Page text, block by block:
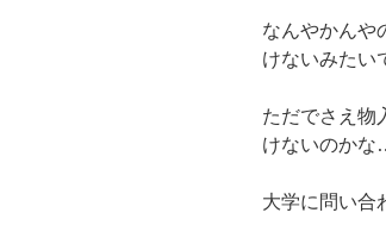
なんやかんや
けないみたい
ただでさえ物
けないのかな
大学に問い合